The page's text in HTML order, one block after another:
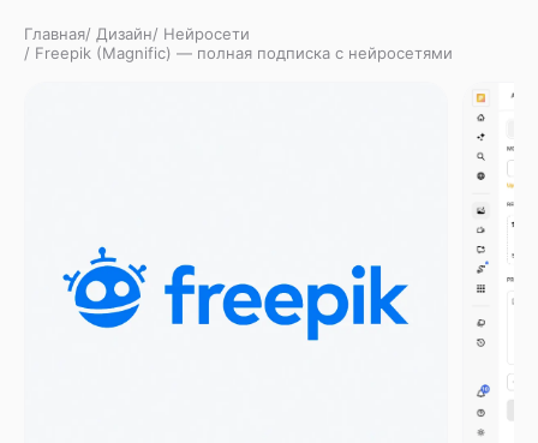
Главная/ Дизайн/ Нейросети
/ Freepik (Magnific) — полная подписка c нейросетями